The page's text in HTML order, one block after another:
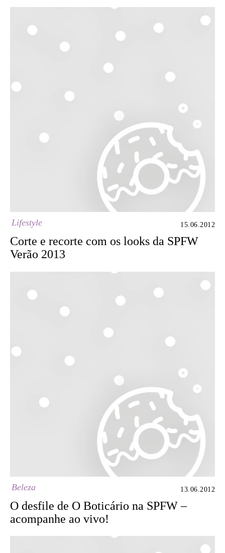
Lifestyle 15.06.2012
Corte e recorte com os looks da SPFW
Verão 2013
Beleza 13.06.2012
O desfile de O Boticário na SPFW –
acompanhe ao vivo!